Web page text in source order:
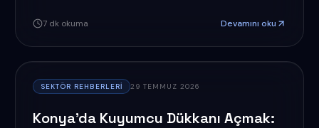
7dk okuma Devamını oku
SEKTÖR REHBERLERI 29 TEMMUZ 2026
Konya'da Kuyumcu Dükkanı Açmak: